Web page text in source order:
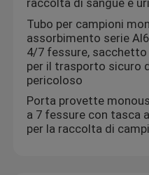
borse 95Kpa
borsa di trasporto
borsa di rischio
raccolta di sangue e
Tubo per campioni
assorbimento serie
4/7 fessure,
per il trasporto sicuro
pericoloso
Porta provette
a 7 fessure con tasca
per la raccolta di